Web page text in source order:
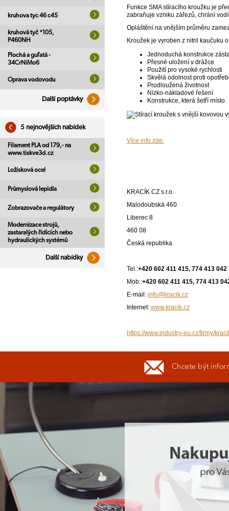
kruhova tyc 46 c45
kruhová tyč *105,
P460NH
Plochá a guľatá -
34CrNiMo6
Oprava vodovodu
Další poptávky
5 nejnovějších nabídek
Filament PLA od 179,- na
www.tiskve3d.cz
Ložisková ocel
Průmyslová lepidla
Zobrazovače a regulátory
Modernizace strojů,
zastaralých řídících nebo
hydraulických systémů
Další nabídky
Funkce SMA stíracího kroužku je
zabraňuje vzniku zářezů, chrání
Opláštění na vnějším průměru
Kroužek je vyroben z nitril kaučuku
Jednoduchá konstrukce
Přesné uložení v drážce
Použití pro vysoké rychlosti
Skvělá odolnost proti
Prodloužená životnost
Nízko-nákladové řešení
Konstrukce, která šetří místo
Více info zde.
KRACÍK CZ s.r.o.
Malodoubská 460
Liberec 8
460 08
Česká republika
Tel.:+420 602 411 415, 774 413 042
Mob.:+420 602 411 415, 774 413
E-mail: info@kracik.cz
Internet: www.kracik.cz
https://www.industry-eu.cz/firmy/
Chcete být